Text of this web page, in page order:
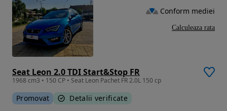
Seat Leon 2.0 TDI Start&Stop FR
1968 cm3 • 150 CP • Seat Leon Pachet FR 2.0L 150 cp
Promovat Detalii verificate
Conform mediei
Calculeaza rata